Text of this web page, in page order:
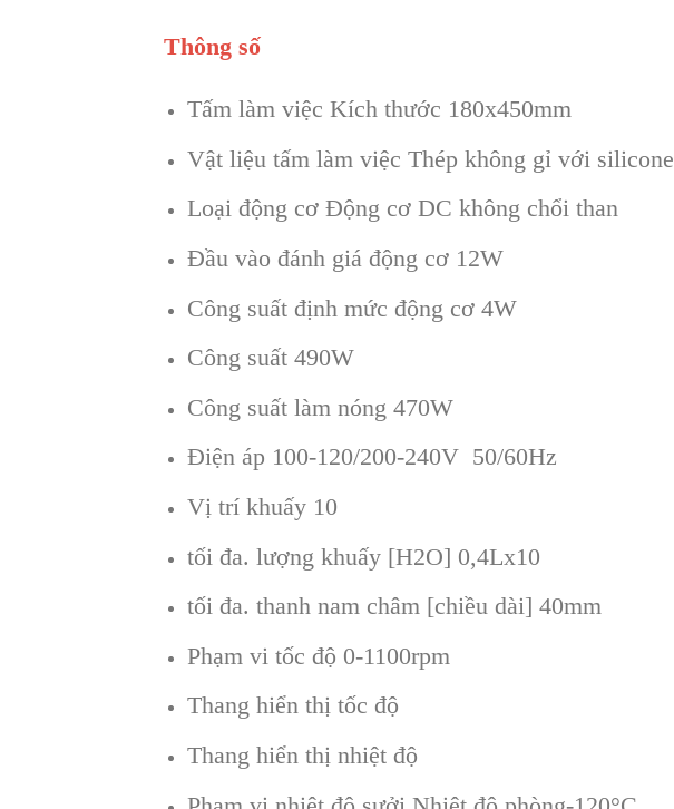
Thông số
Tấm làm việc Kích thước 180x450mm
Vật liệu tấm làm việc Thép không gỉ với silicone
Loại động cơ Động cơ DC không chổi than
Đầu vào đánh giá động cơ 12W
Công suất định mức động cơ 4W
Công suất 490W
Công suất làm nóng 470W
Điện áp 100-120/200-240V 50/60Hz
Vị trí khuấy 10
tối đa. lượng khuấy [H2O] 0,4Lx10
tối đa. thanh nam châm [chiều dài] 40mm
Phạm vi tốc độ 0-1100rpm
Thang hiển thị tốc độ
Thang hiển thị nhiệt độ